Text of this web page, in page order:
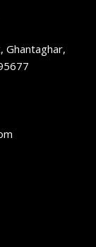
Ghantaghar,